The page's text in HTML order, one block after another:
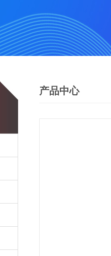
产品中心